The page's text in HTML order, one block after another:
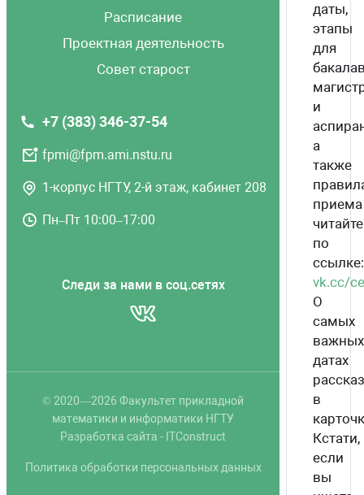
даты,
этапы
для
и
а
также
приема
читайте
по
ссылке:
vk.cc/
О
самых
важных
датах
в
Кстати,
если
вы
Следи за нами в соц.сетях
Расписание
Проектная деятельность
Совет старост
+7 (383) 346-37-54
fpmi@fpm.ami.nstu.ru
1-корпус НГТУ, 2-й этаж, кабинет 208
Пн–Пт 10:00–17:00
© 2020—2026 Факультет прикладной
математики и информатики НГТУ
Разработка сайта - ITConstruct
Политика обработки персональных данных